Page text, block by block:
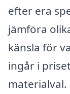
efter era
jämföra
känsla för
ingår i
materialval.